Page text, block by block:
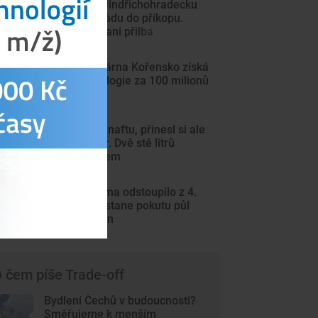
Cyklista na Jindřichohradecku
zemřel po pádu do příkopu.
Nepomohla ani přilba
Vodní elektrárna Kořensko získá
nové technologie za 100 milionů
korun
Chtěl ukrást naftu, přinesl si ale
malý kanystr. Dvě stě litrů
vyteklo na zem
Béčko Dynama odstoupilo z 4.
ligy. Klub dostane pokutu půl
milionu korun
čem píše Trade-off
Bydlení Čechů v budoucnosti?
Směřujeme k menším